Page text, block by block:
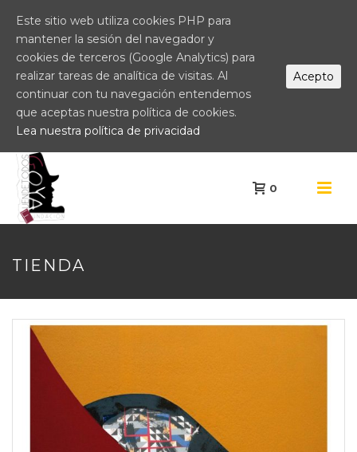
0
TIENDA
Este sitio web utiliza cookies PHP para
mantener la sesión del navegador y
cookies de terceros (Google Analytics) para
realizar tareas de analítica de visitas. Al
continuar con tu navegación entendemos
que aceptas nuestra política de cookies.
Lea nuestra política de privacidad
Acepto